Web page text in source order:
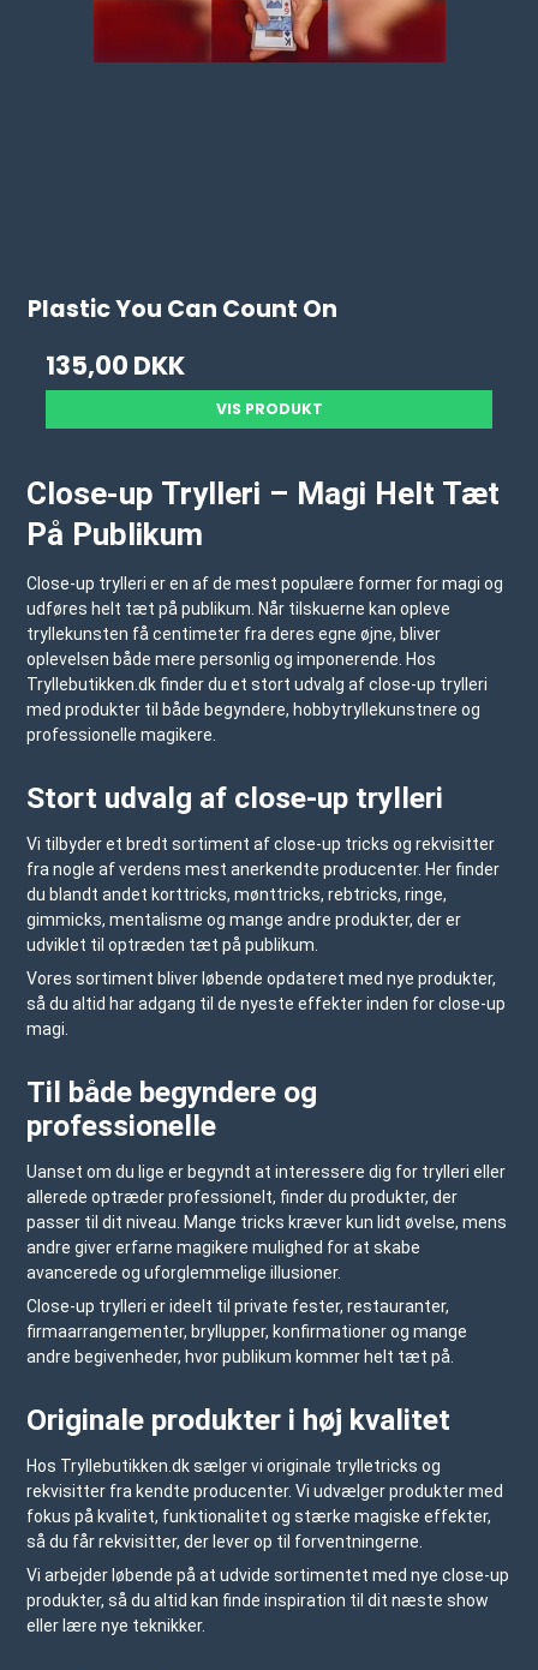
Plastic You Can Count On
135,00 DKK
VIS PRODUKT
Close-up Trylleri – Magi Helt Tæt
På Publikum
Close-up trylleri er en af de mest populære former for magi og
udføres helt tæt på publikum. Når tilskuerne kan opleve
tryllekunsten få centimeter fra deres egne øjne, bliver
oplevelsen både mere personlig og imponerende. Hos
Tryllebutikken.dk finder du et stort udvalg af close-up trylleri
med produkter til både begyndere, hobbytryllekunstnere og
professionelle magikere.
Stort udvalg af close-up trylleri
Vi tilbyder et bredt sortiment af close-up tricks og rekvisitter
fra nogle af verdens mest anerkendte producenter. Her finder
du blandt andet korttricks, mønttricks, rebtricks, ringe,
gimmicks, mentalisme og mange andre produkter, der er
udviklet til optræden tæt på publikum.
Vores sortiment bliver løbende opdateret med nye produkter,
så du altid har adgang til de nyeste effekter inden for close-up
magi.
Til både begyndere og
professionelle
Uanset om du lige er begyndt at interessere dig for trylleri eller
allerede optræder professionelt, finder du produkter, der
passer til dit niveau. Mange tricks kræver kun lidt øvelse, mens
andre giver erfarne magikere mulighed for at skabe
avancerede og uforglemmelige illusioner.
Close-up trylleri er ideelt til private fester, restauranter,
firmaarrangementer, bryllupper, konfirmationer og mange
andre begivenheder, hvor publikum kommer helt tæt på.
Originale produkter i høj kvalitet
Hos Tryllebutikken.dksælger vi originale trylletricks og
rekvisitter fra kendte producenter. Vi udvælger produkter med
fokus på kvalitet, funktionalitet og stærke magiske effekter,
så du får rekvisitter, der lever op til forventningerne.
Vi arbejder løbende på at udvide sortimentet med nye close-up
produkter, så du altid kan finde inspiration til dit næste show
eller lære nye teknikker.